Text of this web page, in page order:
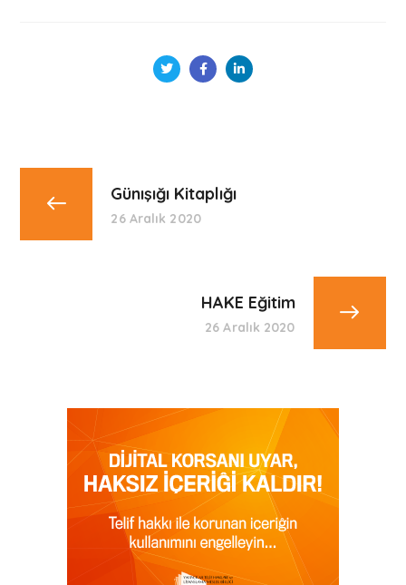
Günışığı Kitaplığı
26 Aralık 2020
HAKE Eğitim
26 Aralık 2020